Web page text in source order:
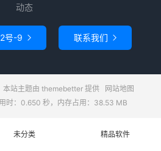
动态
号-9  联系我们 
站主题由 themebetter提供
网站地图
时：0.650 秒，内存占用：38.53 MB
未分类 精品软件